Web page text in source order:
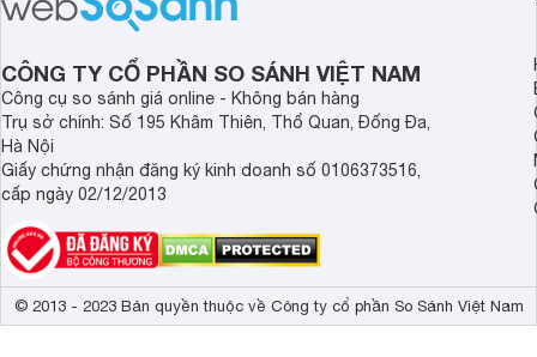
sạch cho cả gia đình.
sẽ so sánh 5
Demax, Hubert và
CÔNG TY CỔ PHẦN SO SÁNH VIỆT NAM
Công cụ so sánh giá online - Không bán hàng
Trụ sở chính: Số 195 Khâm Thiên, Thổ Quan, Đống Đa,
Hà Nội
Giấy chứng nhận đăng ký kinh doanh số 0106373516,
cấp ngày 02/12/2013
© 2013 - 2023 Bản quyền thuộc về Công ty cổ phần So Sánh Việt Nam